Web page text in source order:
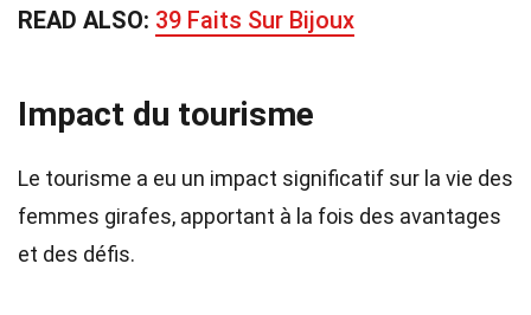
READ ALSO: 39 Faits Sur Bijoux
Impact du tourisme
Le tourisme a eu un impact significatif sur la vie des
femmes girafes, apportant à la fois des avantages
et des défis.